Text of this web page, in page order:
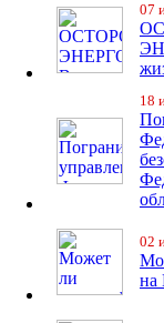
07
18
02